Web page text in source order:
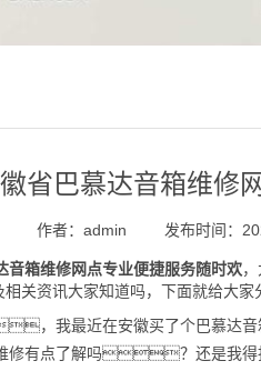
省巴慕达音箱维修
作者：admin 发布时间：
音箱维修网点专业便捷服务随时欢
关资讯大家知道吗，下面就给大
我最近在安徽买了个巴慕达音
修有点了解吗？还是我